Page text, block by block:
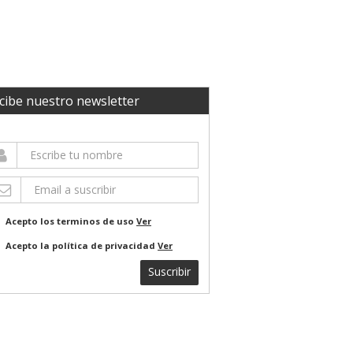
nuestro newsletter
Acepto los terminos de uso Ver
Acepto la política de privacidad Ver
Suscribir